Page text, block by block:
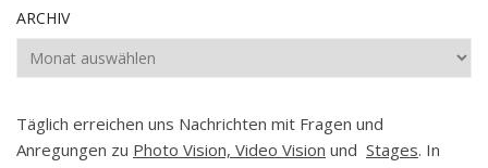
ARCHIV
Archiv
Täglich erreichen uns Nachrichten mit Fragen und
Anregungen zu Photo Vision, Video Vision und Stages. In